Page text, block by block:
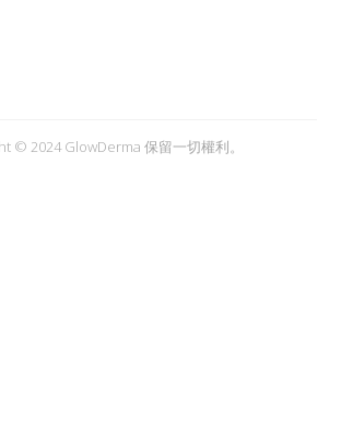
© 2024 GlowDerma 保留一切權利。